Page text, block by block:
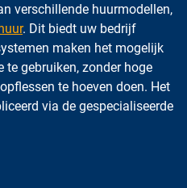
verschillende huurmodellen,
. Dit biedt uw bedrijf
maken het mogelijk
gebruiken, zonder hoge
te hoeven doen. Het
via de gespecialiseerde